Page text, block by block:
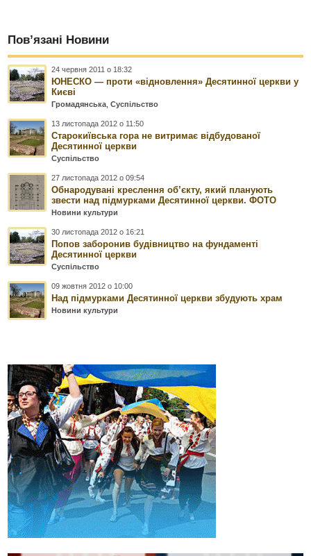
Пов’язані Новини
24 червня 2011 о 18:32
ЮНЕСКО — проти «відновлення» Десятинної церкви у
Києві
Громадянська ,Суспільство
13 листопада 2012 о 11:50
Старокиївська гора не витримає відбудованої
Десятинної церкви
Суспільство
27 листопада 2012 о 09:54
Обнародувані креслення об’єкту, який планують
звести над підмурками Десятинної церкви. ФОТО
Новини культури
30 листопада 2012 о 16:21
Попов заборонив будівництво на фундаменті
Десятинної церкви
Суспільство
09 жовтня 2012 о 10:00
Над підмурками Десятинної церкви збудують храм
Новини культури